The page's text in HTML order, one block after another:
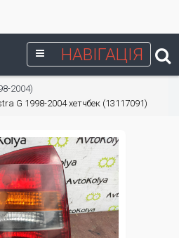
НАВІГАЦІЯ
2004)
G 1998-2004 хетчбек (13117091)